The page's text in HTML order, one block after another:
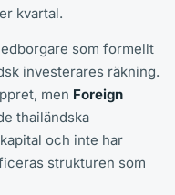
kvartal.
som formellt
investerares räkning.
men Foreign
thailändska
och inte har
strukturen som